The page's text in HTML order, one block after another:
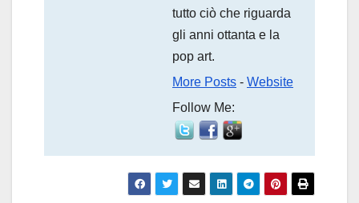
tutto ciò che riguarda
gli anni ottanta e la
pop art.
More Posts - Website
Follow Me: